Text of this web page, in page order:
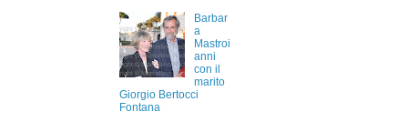
Barbar
a
Mastroi
anni
con il
marito
Giorgio Bertocci
Fontana